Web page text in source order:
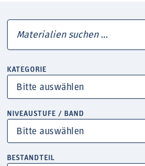
KATEGORIE
NIVEAUSTUFE / BAND
BESTANDTEIL